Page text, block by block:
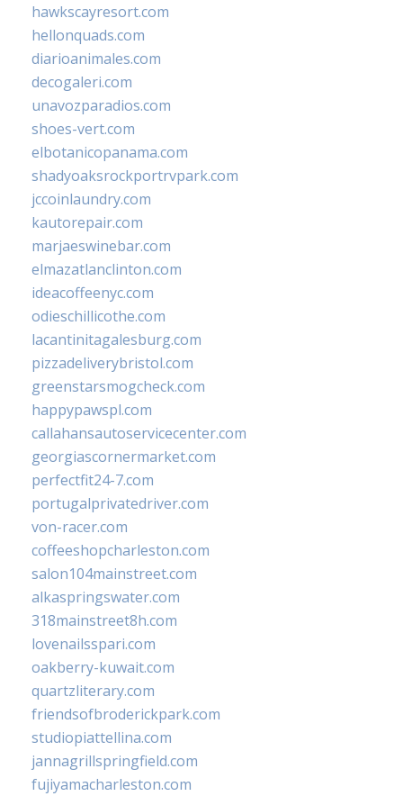
hawkscayresort.com
hellonquads.com
diarioanimales.com
decogaleri.com
unavozparadios.com
shoes-vert.com
elbotanicopanama.com
shadyoaksrockportrvpark.com
jccoinlaundry.com
kautorepair.com
marjaeswinebar.com
elmazatlanclinton.com
ideacoffeenyc.com
odieschillicothe.com
lacantinitagalesburg.com
pizzadeliverybristol.com
greenstarsmogcheck.com
happypawspl.com
callahansautoservicecenter.com
georgiascornermarket.com
perfectfit24-7.com
portugalprivatedriver.com
von-racer.com
coffeeshopcharleston.com
salon104mainstreet.com
alkaspringswater.com
318mainstreet8h.com
lovenailsspari.com
oakberry-kuwait.com
quartzliterary.com
friendsofbroderickpark.com
studiopiattellina.com
jannagrillspringfield.com
fujiyamacharleston.com